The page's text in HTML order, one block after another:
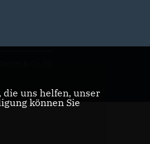
uns helfen, unser
können Sie